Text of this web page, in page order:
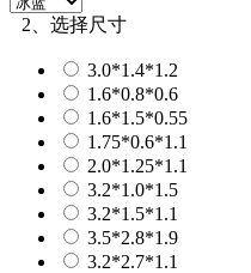
2、选择尺寸
3.0*1.4*1.2
1.6*0.8*0.6
1.6*1.5*0.55
1.75*0.6*1.1
2.0*1.25*1.1
3.2*1.0*1.5
3.2*1.5*1.1
3.5*2.8*1.9
3.2*2.7*1.1